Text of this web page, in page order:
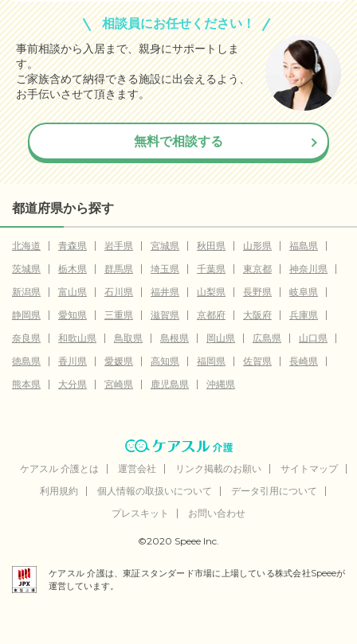
相談員にお任せください！
事前相談から入居まで、親身にサポートしま
す。
ご家族含めて納得できる施設に出会えるよう、
お手伝いさせて頂きます。
無料で相談する
都道府県から探す
北海道 青森県 岩手県 宮城県 秋田県 山形県
福島県
茨城県
栃木県 群馬県 埼玉県 千葉県 東京都
神奈川県
新潟県
富山県 石川県 福井県 山梨県 長野県
岐阜県
静岡県
愛知県 三重県 滋賀県 京都府 大阪府
兵庫県
奈良県
和歌山県 鳥取県 島根県 岡山県 広島県
山口県
徳島県
香川県 愛媛県 高知県 福岡県 佐賀県
長崎県
熊本県
大分県 宮崎県 鹿児島県 沖縄県
ケアスル 介護とは 運営会社 リンク掲載のお願い
サイトマップ
利用規約
個人情報の取扱いについて
データ引用について
プレスキット
お問い合わせ
©2020 Speee Inc.
ケアスル 介護は、東証スタンダード市場に上場している株式会社Speeeが
運営しています。